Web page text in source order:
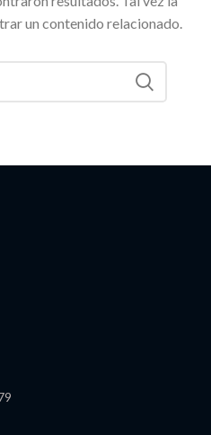
un contenido relacionado.